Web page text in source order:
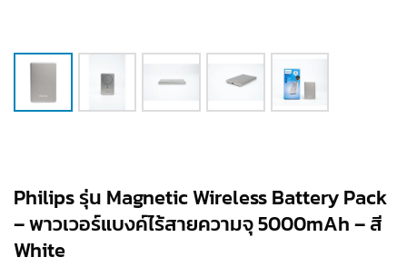
Philips รุ่น Magnetic Wireless Battery Pack
– พาวเวอร์แบงค์ไร้สายความจุ 5000mAh – สี
White